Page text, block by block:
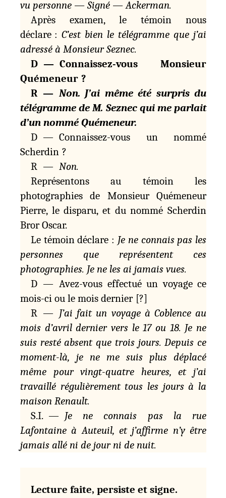
vu personne — Signé — Ackerman.
Après examen, le témoin nous
déclare : C’est bien le télégramme que j’ai
adressé à Monsieur Seznec.
D — Connaissez-vous Monsieur
Quémeneur ?
R — Non. J’ai même été surpris du
télégramme de M. Seznec qui me parlait
d’un nommé Quémeneur.
D — Connaissez-vous un nommé
Scherdin ?
R — Non.
Représentons au témoin les
photographies de Monsieur Quémeneur
Pierre, le disparu, et du nommé Scherdin
Bror Oscar.
Le témoin déclare : Je ne connais pas les
personnes que représentent ces
photographies. Je ne les ai jamais vues.
D — Avez-vous effectué un voyage ce
mois-ci ou le mois dernier [?]
R — J’ai fait un voyage à Coblence au
mois d’avril dernier vers le 17 ou 18. Je ne
suis resté absent que trois jours. Depuis ce
moment-là, je ne me suis plus déplacé
même pour vingt-quatre heures, et j’ai
travaillé régulièrement tous les jours à la
maison Renault.
S.I. — Je ne connais pas la rue
Lafontaine à Auteuil, et j’affirme n’y être
jamais allé ni de jour ni de nuit.
Lecture faite, persiste et signe.